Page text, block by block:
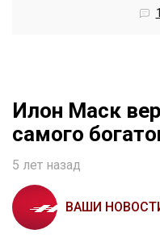
Илон Маск
самого
5 лет назад
ВАШИ